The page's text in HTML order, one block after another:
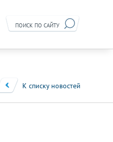
К списку новостей